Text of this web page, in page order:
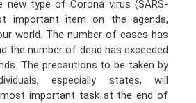
new type of Corona virus (SARS-
important item on the agenda,
world. The number of cases has
the number of dead has exceeded
The precautions to be taken by
especially states, will
important task at the end of